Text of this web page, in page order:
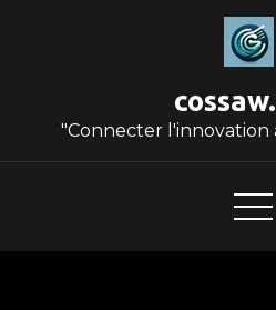
"Connecter l'innovation